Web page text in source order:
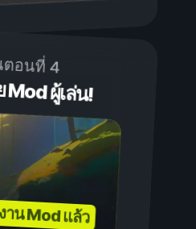
อนที่ 4
Mod ผู้เล่น!
าน Mod แล้ว